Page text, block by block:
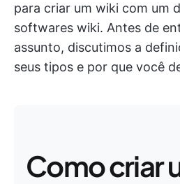
para criar um wiki com um
softwares wiki. Antes de
assunto, discutimos a
seus tipos e por que você
Como criar